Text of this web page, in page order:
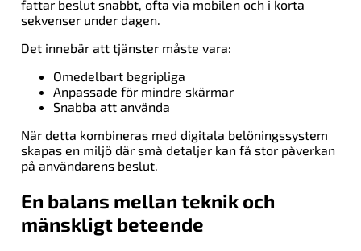
fattar beslut snabbt, ofta via mobilen och i korta
sekvenser under dagen.
Det innebär att tjänster måste vara:
Omedelbart begripliga
Anpassade för mindre skärmar
Snabba att använda
När detta kombineras med digitala belöningssystem
skapas en miljö där små detaljer kan få stor påverkan
på användarens beslut.
En balans mellan teknik och
mänskligt beteende